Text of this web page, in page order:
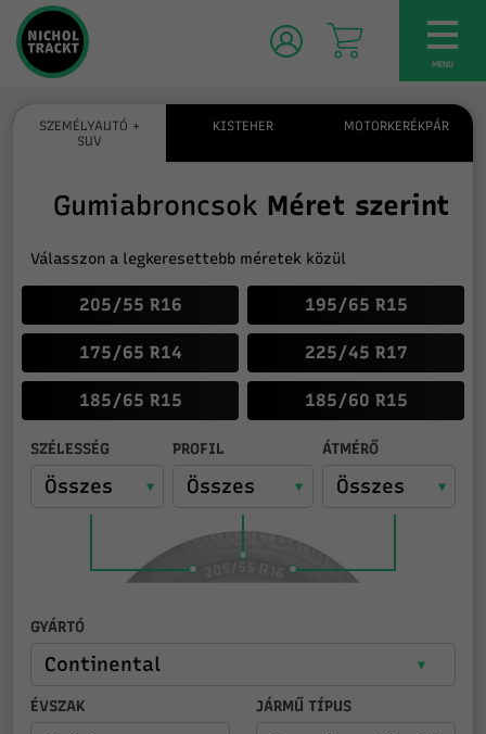
MENU
SZEMÉLYAUTÓ +
SUV
KISTEHER MOTORKERÉKPÁR
Gumiabroncsok Méret szerint
Válasszon a legkeresettebb méretek közül
205/55 R16 195/65 R15
175/65 R14 225/45 R17
185/65 R15 185/60 R15
SZÉLESSÉG PROFIL ÁTMÉRŐ
GYÁRTÓ
ÉVSZAK JÁRMŰ TÍPUS